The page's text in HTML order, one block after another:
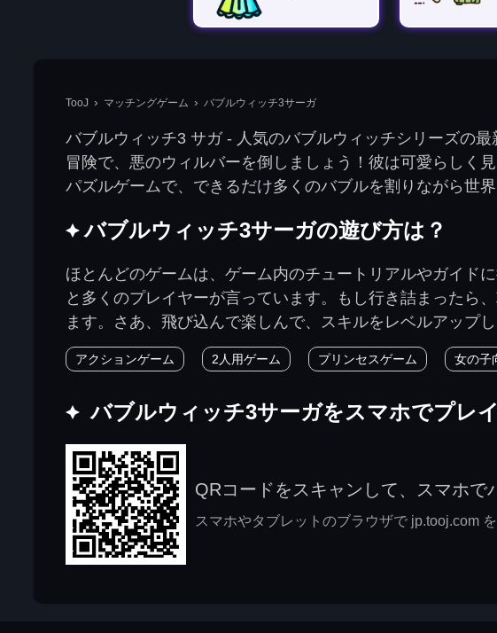
TooJ マッチングゲーム バブルウィッチ3サーガ
バブルウィッチ3 サガ - 人気のバブルウィッチシリーズの
冒険で、悪のウィルバーを倒しましょう！彼は可愛らしく
パズルゲームで、できるだけ多くのバブルを割りながら世界
バブルウィッチ3サーガの遊び方は？
ほとんどのゲームは、ゲーム内のチュートリアルやガイド
と多くのプレイヤーが言っています。もし行き詰まったら
ます。さあ、飛び込んで楽しんで、スキルをレベルアップし
アクションゲーム 2人用ゲーム プリンセスゲーム 女の子
バブルウィッチ3サーガをスマホでプレ
QRコードをスキャンして、スマホで
スマホやタブレットのブラウザで jp.tooj.com